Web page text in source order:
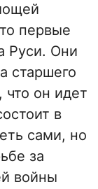
первые
Руси. Они
старшего
что он идет
в
сами, но
за
войны